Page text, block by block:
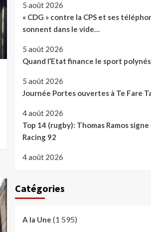
5 août 2026
« CDG » contre la CPS et ses
sonnent dans le vide…
5 août 2026
Quand l’Etat finance le sport
5 août 2026
Journée Portes ouvertes à Te Fare
4 août 2026
Top 14 (rugby): Thomas Ramos signe
Racing 92
4 août 2026
Catégories
A la Une (1 595)